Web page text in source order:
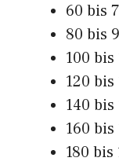
60 bis
80 bis
100
120
140
160
180